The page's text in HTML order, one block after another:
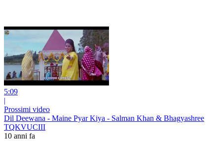
5:09
|
Prossimi video
Dil Deewana - Maine Pyar Kiya - Salman Khan & Bhagyashree
TQKVUCIII
10 anni fa